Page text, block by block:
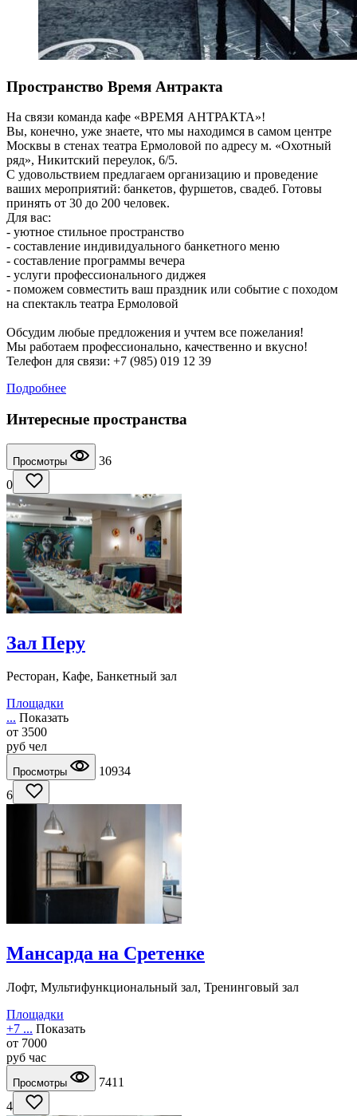
Пространство Время Антракта
На связи команда кафе «ВРЕМЯ АНТРАКТА»!
Вы, конечно, уже знаете, что мы находимся в самом центре
Москвы в стенах театра Ермоловой по адресу м. «Охотный
ряд», Никитский переулок, 6/5.
С удовольствием предлагаем организацию и проведение
ваших мероприятий: банкетов, фуршетов, свадеб. Готовы
принять от 30 до 200 человек.
Для вас:
- уютное стильное пространство
- составление индивидуального банкетного меню
- составление программы вечера
- услуги профессионального диджея
- поможем совместить ваш праздник или событие с походом
на спектакль театра Ермоловой
Обсудим любые предложения и учтем все пожелания!
Мы работаем профессионально, качественно и вкусно!
Телефон для связи: +7 (985) 019 12 39
Подробнее
Интересные пространства
Просмотры
36
0
Зал Перу
Ресторан, Кафе, Банкетный зал
Площадки
... Показать
от 3500
руб чел
Просмотры
10934
6
Мансарда на Сретенке
Лофт, Мультифункциональный зал, Тренинговый зал
Площадки
+7 ... Показать
от 7000
руб час
Просмотры
7411
4